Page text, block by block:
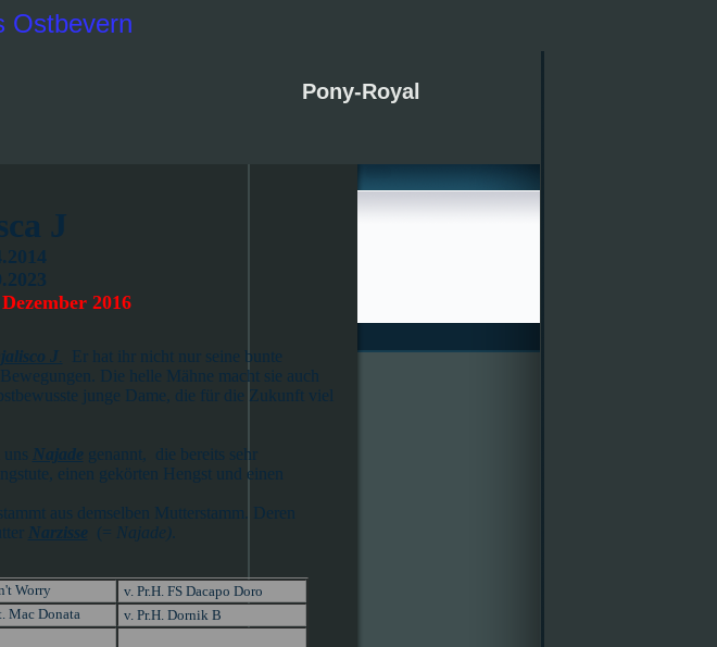
Ostbevern
Pony-Royal
J
2016
J.
Er hat ihr nicht nur seine bunte
Die helle Mähne macht sie auch
junge Dame, die für die Zukunft viel
uns Najade genannt, die bereits sehr
einen gekörten Hengst und einen
aus demselben Mutterstamm. Deren
Narzisse (= Najade)
Worry
v. Pr.H. FS Dacapo Doro
Mac Donata
v. Pr.H. Dornik B